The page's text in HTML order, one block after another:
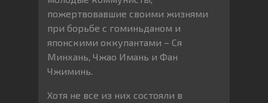
пожертвовавшие своими жизнями
при борьбе с гоминьданом и
японскими оккупантами – Ся
Минхань, Чжао Имань и Фан
Чжиминь.
Хотя не все из них состояли в